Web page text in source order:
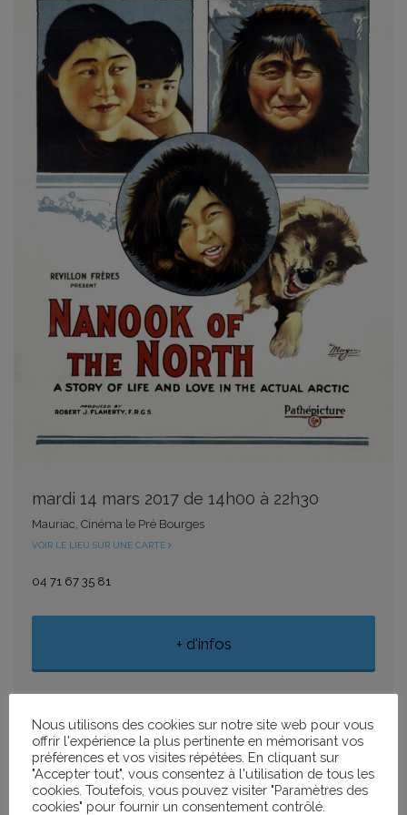
mardi 14 mars 2017 de 14h00 à 22h30
Mauriac, Cinéma le Pré Bourges
VOIR LE LIEU SUR UNE CARTE
04 71 67 35 81
+ d'infos
AJOUTER À MON CALENDRIER
+ GOOGLE CALENDAR + ICAL IMPORT
PARTAGER
Nous utilisons des cookies sur notre site web pour vous
offrir l'expérience la plus pertinente en mémorisant vos
préférences et vos visites répétées. En cliquant sur
"Accepter tout", vous consentez à l'utilisation de tous les
cookies. Toutefois, vous pouvez visiter "Paramètres des
cookies" pour fournir un consentement contrôlé.